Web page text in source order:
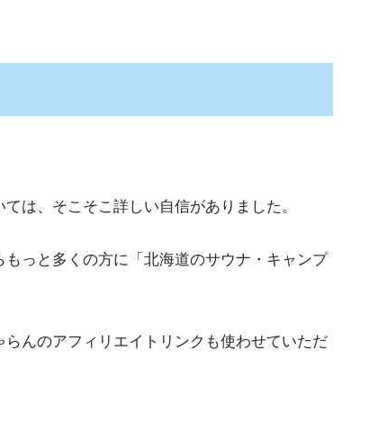
は、そこそこ詳しい自信がありました。
っと多くの方に「北海道のサウナ・キャンプ
んのアフィリエイトリンクも使わせていただ